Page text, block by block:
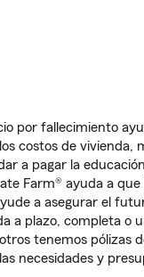
por fallecimiento
costos de vivienda,
a pagar la
Farm® ayuda a
a asegurar el
a plazo, completa o
tenemos pólizas
necesidades y